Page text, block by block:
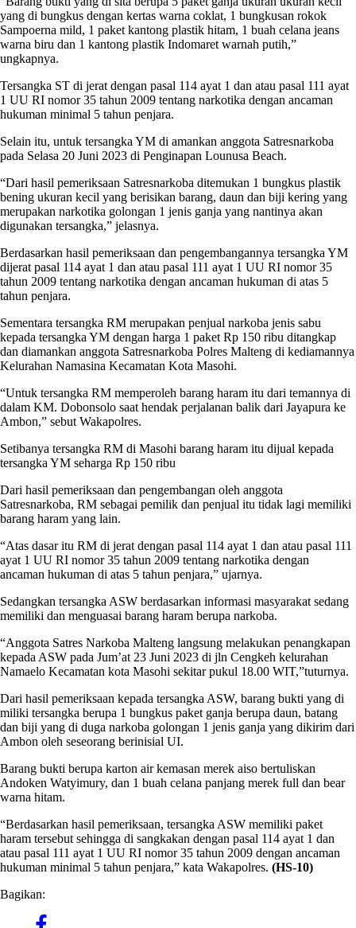
yang di bungkus dengan kertas warna coklat, 1 bungkusan rokok
Sampoerna mild, 1 paket kantong plastik hitam, 1 buah celana jeans
warna biru dan 1 kantong plastik Indomaret warnah putih,”
ungkapnya.
Tersangka ST di jerat dengan pasal 114 ayat 1 dan atau pasal 111 ayat
1 UU RI nomor 35 tahun 2009 tentang narkotika dengan ancaman
hukuman minimal 5 tahun penjara.
Selain itu, untuk tersangka YM di amankan anggota Satresnarkoba
pada Selasa 20 Juni 2023 di Penginapan Lounusa Beach.
“Dari hasil pemeriksaan Satresnarkoba ditemukan 1 bungkus plastik
bening ukuran kecil yang berisikan barang, daun dan biji kering yang
merupakan narkotika golongan 1 jenis ganja yang nantinya akan
digunakan tersangka,” jelasnya.
Berdasarkan hasil pemeriksaan dan pengembangannya tersangka YM
dijerat pasal 114 ayat 1 dan atau pasal 111 ayat 1 UU RI nomor 35
tahun 2009 tentang narkotika dengan ancaman hukuman di atas 5
tahun penjara.
Sementara tersangka RM merupakan penjual narkoba jenis sabu
kepada tersangka YM dengan harga 1 paket Rp 150 ribu ditangkap
dan diamankan anggota Satresnarkoba Polres Malteng di kediamannya
Kelurahan Namasina Kecamatan Kota Masohi.
“Untuk tersangka RM memperoleh barang haram itu dari temannya di
dalam KM. Dobonsolo saat hendak perjalanan balik dari Jayapura ke
Ambon,” sebut Wakapolres.
Setibanya tersangka RM di Masohi barang haram itu dijual kepada
tersangka YM seharga Rp 150 ribu
Dari hasil pemeriksaan dan pengembangan oleh anggota
Satresnarkoba, RM sebagai pemilik dan penjual itu tidak lagi memiliki
barang haram yang lain.
“Atas dasar itu RM di jerat dengan pasal 114 ayat 1 dan atau pasal 111
ayat 1 UU RI nomor 35 tahun 2009 tentang narkotika dengan
ancaman hukuman di atas 5 tahun penjara,” ujarnya.
Sedangkan tersangka ASW berdasarkan informasi masyarakat sedang
memiliki dan menguasai barang haram berupa narkoba.
“Anggota Satres Narkoba Malteng langsung melakukan penangkapan
kepada ASW pada Jum’at 23 Juni 2023 di jln Cengkeh kelurahan
Namaelo Kecamatan kota Masohi sekitar pukul 18.00 WIT,”tuturnya.
Dari hasil pemeriksaan kepada tersangka ASW, barang bukti yang di
miliki tersangka berupa 1 bungkus paket ganja berupa daun, batang
dan biji yang di duga narkoba golongan 1 jenis ganja yang dikirim dari
Ambon oleh seseorang berinisial UI.
Barang bukti berupa karton air kemasan merek aiso bertuliskan
Andoken Watyimury, dan 1 buah celana panjang merek full dan bear
warna hitam.
“Berdasarkan hasil pemeriksaan, tersangka ASW memiliki paket
haram tersebut sehingga di sangkakan dengan pasal 114 ayat 1 dan
atau pasal 111 ayat 1 UU RI nomor 35 tahun 2009 dengan ancaman
hukuman minimal 5 tahun penjara,” kata Wakapolres. (HS-10)
Bagikan: